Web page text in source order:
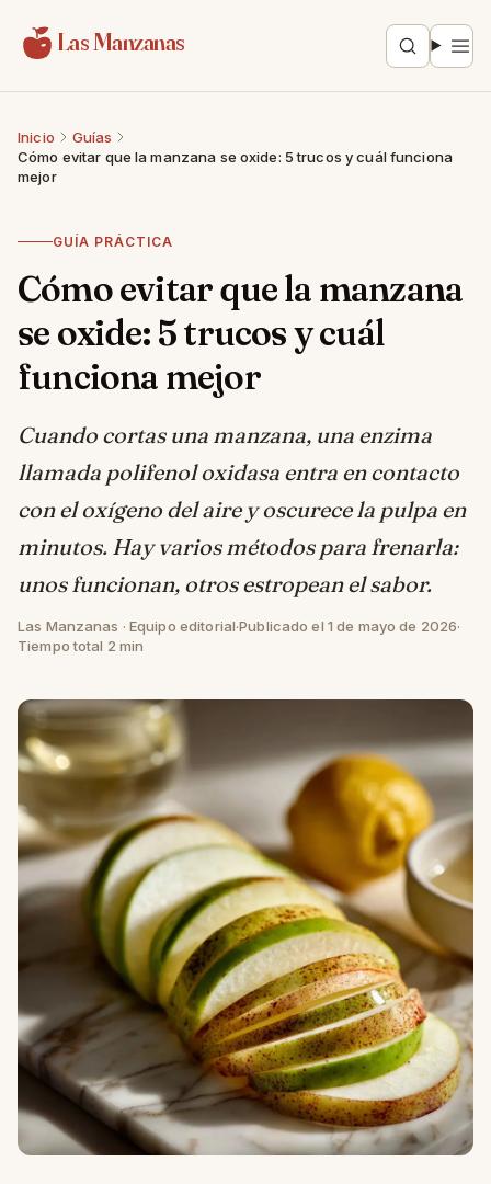
Las Manzanas
Inicio
Guías
Cómo evitar que la manzana se oxide: 5 trucos y cuál funciona
mejor
GUÍA PRÁCTICA
Cómo evitar que la manzana
se oxide: 5 trucos y cuál
funciona mejor
Cuando cortas una manzana, una enzima
llamada polifenol oxidasa entra en contacto
con el oxígeno del aire y oscurece la pulpa en
minutos. Hay varios métodos para frenarla:
unos funcionan, otros estropean el sabor.
Las Manzanas · Equipo editorial·Publicado el 1 de mayo de 2026·
Tiempo total 2 min